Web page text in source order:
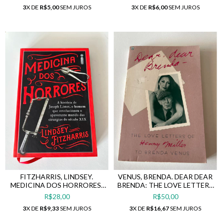
3X DE R$5,00SEM JUROS 3X DE R$6,00SEM JUROS
FITZHARRIS, LINDSEY.
MEDICINA DOS HORRORES:
A HISTÓRIA DE JOSEPH
LISTER, O HOMEM QUE
REVOLUCIONOU O
R$28,00
3X DE R$9,33SEM JUROS
VENUS, BRENDA. DEAR DEAR
BRENDA: THE LOVE LETTERS
OF HENRY MILLER TO
BRENDA VENUS
R$50,00
3X DE R$16,67SEM JUROS